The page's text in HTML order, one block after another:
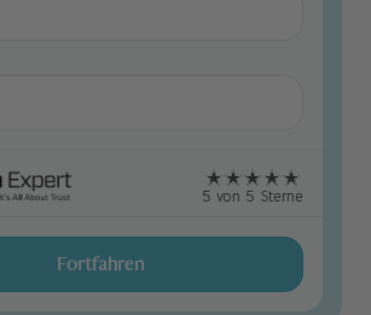
5 von 5 Sterne
Fortfahren